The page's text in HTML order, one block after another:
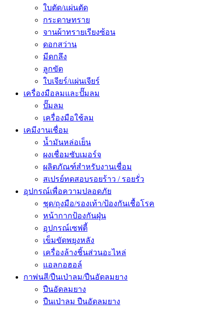
ใบตัด/แผ่นตัด
กระดาษทราย
จานผ้าทรายเรียงซ้อน
ดอกสว่าน
มีดกลึง
ลูกขัด
ใบเจียร์/แผ่นเจียร์
เครื่องมือลมและปั๊มลม
ปั๊มลม
เครื่องมือใช้ลม
เคมีงานเชื่อม
น้ำมันหล่อเย็น
ผงเชื่อมซับเมอร์จ
ผลิตภัณฑ์สำหรับงานเชื่อม
สเปรย์ทดสอบรอยร้าว / รอยรั่ว
อุปกรณ์เพื่อความปลอดภัย
ชุด/ถุงมือ/รองเท้า/ป้องกันเชื้อโรค
หน้ากากป้องกันฝุ่น
อุปกรณ์เซฟตี้
เข็มขัดพยุงหลัง
เครื่องล้างชิ้นส่วนอะไหล่
แอลกอฮอล์
กาพ่นสี/ปืนเป่าลม/ปืนอัดลมยาง
ปืนอัดลมยาง
ปืนเป่าลม ปืนอัดลมยาง